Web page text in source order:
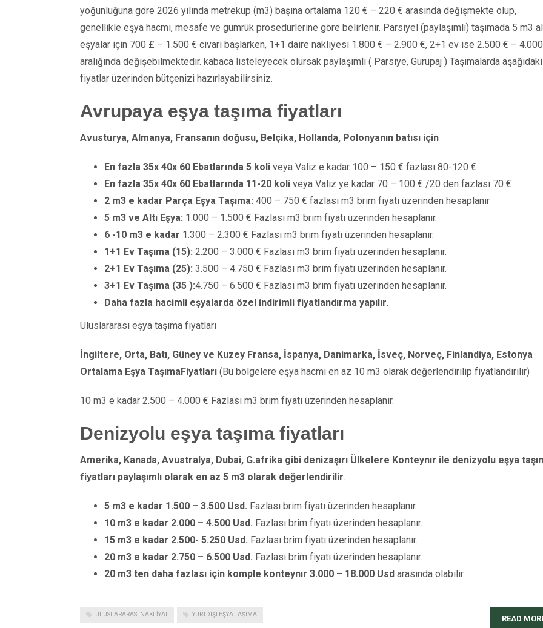
yoğunluğuna göre 2026 yılında metreküp (m3) başına ortalama 120 € – 220 € arasında değişmekte olup,
genellikle eşya hacmi, mesafe ve gümrük prosedürlerine göre belirlenir. Parsiyel (paylaşımlı) taşımada 5 m3
eşyalar için 700 £ – 1.500 € civarı başlarken, 1+1 daire nakliyesi 1.800 € – 2.900 €, 2+1 ev ise 2.500 € –
aralığında değişebilmektedir. kabaca listeleyecek olursak paylaşımlı ( Parsiye, Gurupaj ) Taşımalarda aşağıdaki
fiyatlar üzerinden bütçenizi hazırlayabilirsiniz.
Avrupaya eşya taşıma fiyatları
Avusturya, Almanya, Fransanın doğusu, Belçika, Hollanda, Polonyanın batısı için
En fazla 35x 40x 60 Ebatlarında 5 koli veya Valiz e kadar 100 – 150 € fazlası 80-120 €
En fazla 35x 40x 60 Ebatlarında 11-20 koli veya Valiz ye kadar 70 – 100 € /20 den fazlası 70 €
2 m3 e kadar Parça Eşya Taşıma: 400 – 750 € fazlası m3 brim fiyatı üzerinden hesaplanır
5 m3 ve Altı Eşya: 1.000 – 1.500 € Fazlası m3 brim fiyatı üzerinden hesaplanır.
6 -10 m3 e kadar 1.300 – 2.300 € Fazlası m3 brim fiyatı üzerinden hesaplanır.
1+1 Ev Taşıma (15): 2.200 – 3.000 € Fazlası m3 brim fiyatı üzerinden hesaplanır.
2+1 Ev Taşıma (25): 3.500 – 4.750 € Fazlası m3 brim fiyatı üzerinden hesaplanır.
3+1 Ev Taşıma (35 ):4.750 – 6.500 € Fazlası m3 brim fiyatı üzerinden hesaplanır.
Daha fazla hacimli eşyalarda özel indirimli fiyatlandırma yapılır.
Uluslararası eşya taşıma fiyatları
İngiltere, Orta, Batı, Güney ve Kuzey Fransa, İspanya, Danimarka, İsveç, Norveç, Finlandiya, Estonya
Ortalama Eşya TaşımaFiyatları (Bu bölgelere eşya hacmi en az 10 m3 olarak değerlendirilip fiyatlandırılır)
10 m3 e kadar 2.500 – 4.000 € Fazlası m3 brim fiyatı üzerinden hesaplanır.
Denizyolu eşya taşıma fiyatları
Amerika, Kanada, Avustralya, Dubai, G.afrika gibi denizaşırı Ülkelere Konteynır ile denizyolu eşya
fiyatları paylaşımlı olarak en az 5 m3 olarak değerlendirilir.
5 m3 e kadar 1.500 – 3.500 Usd. Fazlası brim fiyatı üzerinden hesaplanır.
10 m3 e kadar 2.000 – 4.500 Usd. Fazlası brim fiyatı üzerinden hesaplanır.
15 m3 e kadar 2.500- 5.250 Usd. Fazlası brim fiyatı üzerinden hesaplanır.
20 m3 e kadar 2.750 – 6.500 Usd. Fazlası brim fiyatı üzerinden hesaplanır.
20 m3 ten daha fazlası için komple konteynır 3.000 – 18.000 Usd arasında olabilir.
ULUSLARARASI NAKLIYAT YURTDIŞI EŞYA TAŞIMA READ